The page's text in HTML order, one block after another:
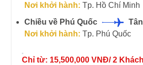
làm việc tại VN
Thời hạn đặt dịch vụ: 20/12/2023
Thời hạn lưu trú đến 20/12/2023
Phụ thu cuối tuần, Lễ/Tết, cao điểm
Nơi khởi hành: Tp. Hồ Chí Minh
Chiều về Phú Quốc
Nơi khởi hành: Tp. Phú Quốc
Chỉ từ: 15,500,000 VNĐ/2 Khách